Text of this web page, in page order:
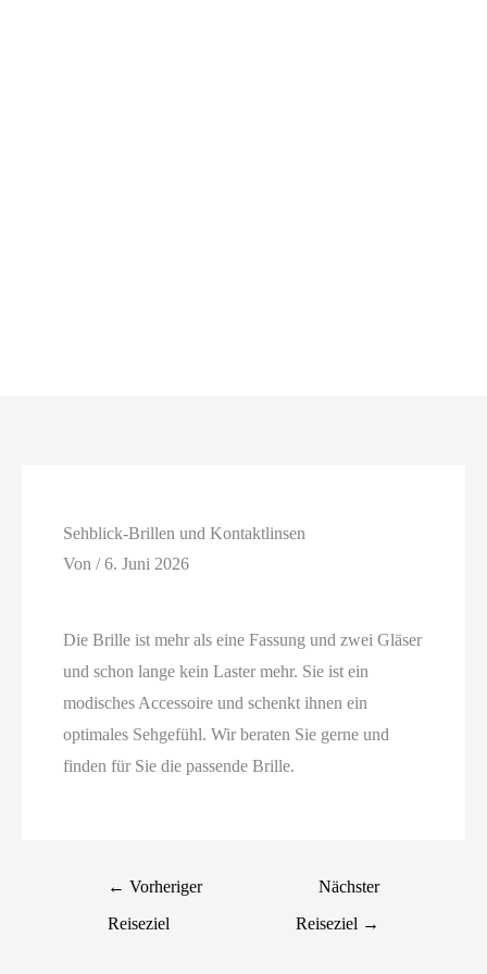
Sehblick-Brillen und Kontaktlinsen
Von/6. Juni 2026
Die Brille ist mehr als eine Fassung und zwei Gläser
und schon lange kein Laster mehr. Sie ist ein
modisches Accessoire und schenkt ihnen ein
optimales Sehgefühl. Wir beraten Sie gerne und
finden für Sie die passende Brille.
← Vorheriger
Reiseziel
Nächster
Reiseziel →